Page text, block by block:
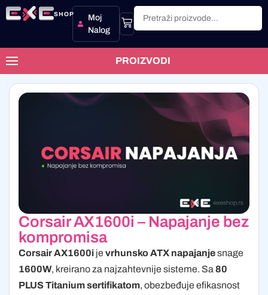
SHOP
Moj
Nalog
PROIZVODI
Corsair AX1600i – Napajanje bez
kompromisa
Corsair AX1600i jevrhunsko ATX napajanjesnage
1600W, kreirano za najzahtevnije sisteme. Sa 80
PLUS Titanium sertifikatom, obezbeđuje efikasnost